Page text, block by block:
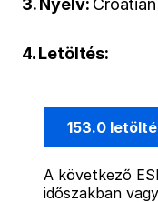
3. Nyelv:
4. Letöltés:
153.0
A következő
időszakban